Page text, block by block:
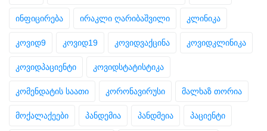
ინფიცირება ირაკლი ღარიბაშვილი კლინიკა
კოვიდ9 კოვიდ19 კოვიდვაქცინა კოვიდკლინიკა
კოვიდპაციენტი კოვიდსტატისტიკა
კომენდატის საათი კორონავირუსი მალხაზ თორია
მოქალაქეები პანდემია პანდმეია პაციენტი